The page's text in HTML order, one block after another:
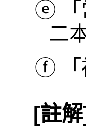
ⓔ
二
ⓕ
[註